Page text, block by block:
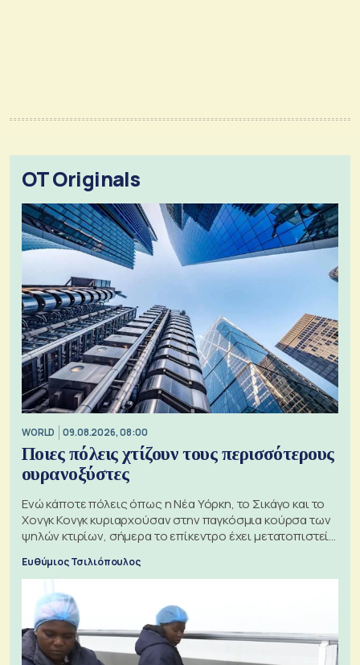
OT Originals
WORLD 09.08.2026, 08:00
Ποιες πόλεις χτίζουν τους περισσότερους
ουρανοξύστες
Ενώ κάποτε πόλεις όπως η Νέα Υόρκη, το Σικάγο και το
Χονγκ Κονγκ κυριαρχούσαν στην παγκόσμια κούρσα των
ψηλών κτιρίων, σήμερα το επίκεντρο έχει μετατοπιστεί
Ευθύμιος Τσιλιόπουλος